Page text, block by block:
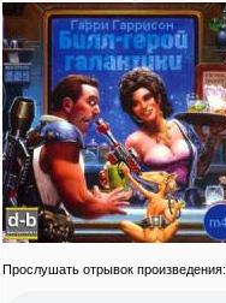
Прослушать отрывок произведения: